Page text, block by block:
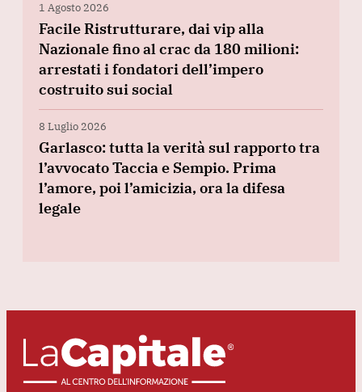
1 Agosto 2026
Facile Ristrutturare, dai vip alla
Nazionale fino al crac da 180 milioni:
arrestati i fondatori dell’impero
costruito sui social
8 Luglio 2026
Garlasco: tutta la verità sul rapporto tra
l’avvocato Taccia e Sempio. Prima
l’amore, poi l’amicizia, ora la difesa
legale